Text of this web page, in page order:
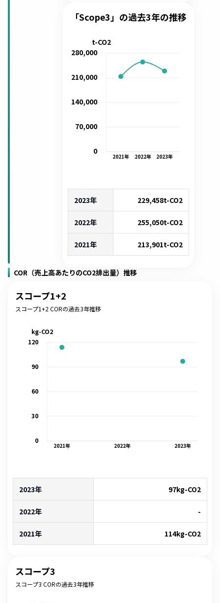
「Scope3」の過去3年の推移
2021年 2022年 2023年
0
70,000
140,000
210,000
280,000
t-CO2
2023年 229,458t-CO2
2022年 255,050t-CO2
2021年 213,901t-CO2
COR（売上高あたりのCO2排出量）推移
スコープ1+2
スコープ1+2 CORの過去3年推移
2021年 2022年 2023年
0
30
60
90
120
kg-CO2
2023年 97kg-CO2
2022年 -
2021年 114kg-CO2
スコープ3
スコープ3 CORの過去3年推移